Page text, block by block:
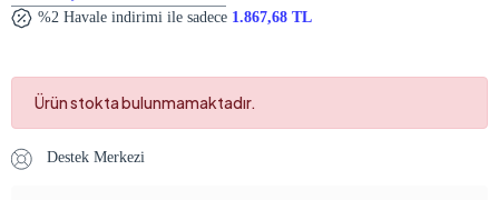
%2 Havale indirimi ile sadece 1.867,68 TL
Ürün stokta bulunmamaktadır.
Destek Merkezi